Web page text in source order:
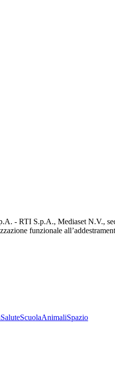
- RTI S.p.A., Mediaset N.V.,
funzionale
SaluteScuolaAnimaliSpazio